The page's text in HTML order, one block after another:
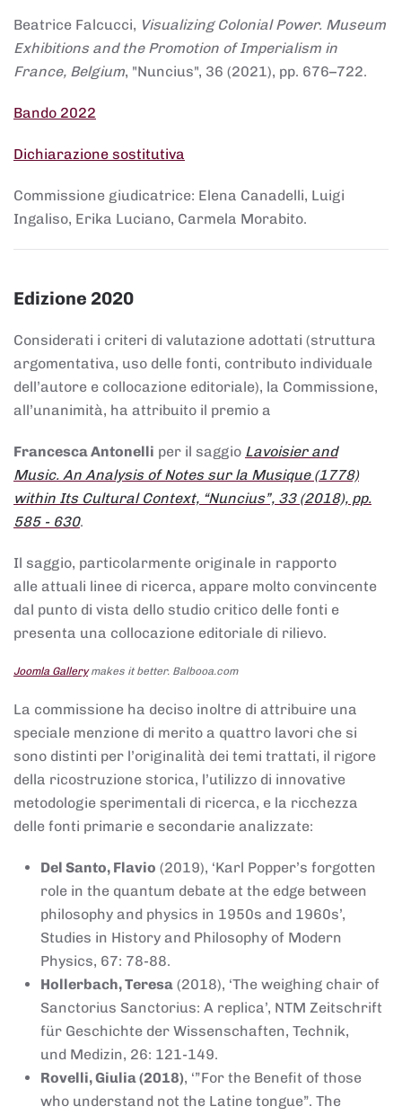
Beatrice Falcucci, Visualizing Colonial Power. Museum
Exhibitions and the Promotion of Imperialism in
France, Belgium, "Nuncius", 36 (2021), pp. 676–722.
Bando 2022
Dichiarazione sostitutiva
Commissione giudicatrice: Elena Canadelli, Luigi
Ingaliso, Erika Luciano, Carmela Morabito.
Edizione 2020
Considerati i criteri di valutazione adottati (struttura
argomentativa, uso delle fonti, contributo individuale
dell’autore e collocazione editoriale), la Commissione,
all’unanimità, ha attribuito il premio a
Francesca Antonelli per il saggio Lavoisier and
Music. An Analysis of Notes sur la Musique (1778)
within Its Cultural Context, “Nuncius”, 33 (2018), pp.
585 - 630.
Il saggio, particolarmente originale in rapporto
alle attuali linee di ricerca, appare molto convincente
dal punto di vista dello studio critico delle fonti e
presenta una collocazione editoriale di rilievo.
Joomla Gallerymakes it better. Balbooa.com
La commissione ha deciso inoltre di attribuire una
speciale menzione di merito a quattro lavori che si
sono distinti per l’originalità dei temi trattati, il rigore
della ricostruzione storica, l’utilizzo di innovative
metodologie sperimentali di ricerca, e la ricchezza
delle fonti primarie e secondarie analizzate:
Del Santo, Flavio (2019), ‘Karl Popper’s forgotten
role in the quantum debate at the edge between
philosophy and physics in 1950s and 1960s’,
Studies in History and Philosophy of Modern
Physics, 67: 78-88.
Hollerbach, Teresa (2018), ‘The weighing chair of
Sanctorius Sanctorius: A replica’, NTM Zeitschrift
für Geschichte der Wissenschaften, Technik,
und Medizin, 26: 121-149.
Rovelli, Giulia (2018), ‘”For the Benefit of those
who understand not the Latine tongue”. The